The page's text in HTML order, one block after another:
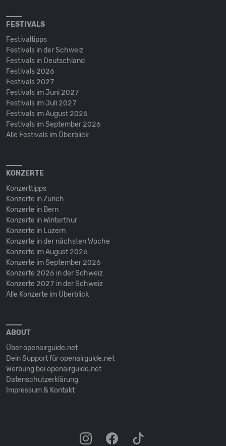
FESTIVALS
Festivaltipps
Festivals in der Schweiz
Festivals in Deutschland
Festivals 2026
Festivals 2027
Festivals im Juni 2027
Festivals im Juli 2027
Festivals im August 2026
Festivals im September 2026
Alle Festivals im Überblick
KONZERTE
Konzerttipps
Konzerte in Zürich
Konzerte in Bern
Konzerte in Winterthur
Konzerte in Luzern
Konzerte in der nächsten Woche
Konzerte im August 2026
Konzerte im September 2026
Konzerte 2026 in der Schweiz
Konzerte 2027 in der Schweiz
Alle Konzerte im Überblick
ABOUT
Über openairguide.net
Dein Support für openairguide.net
Werbung bei openairguide.net
Datenschutz­erklärung
Impressum & Kontakt